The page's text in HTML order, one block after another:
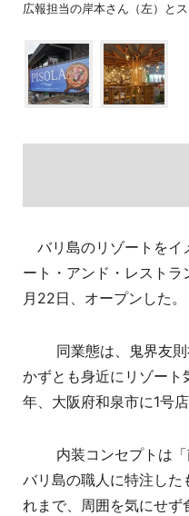
広報担当の岸本さん（左）とス
バリ島のリゾートをイ
ート・アンド・レスト
月22日、オープンした。
同業態は、鬼界友則
かずとも身近にリゾート
年、大阪府和泉市に1号
内装コンセプトは「南
バリ島の職人に特注し
れまで、周囲を気にせず